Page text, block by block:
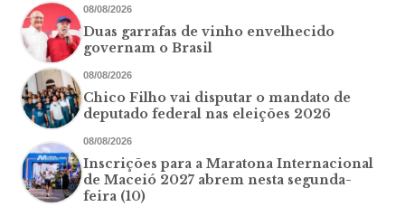
08/08/2026
Duas garrafas de vinho envelhecido
governam o Brasil
08/08/2026
Chico Filho vai disputar o mandato de
deputado federal nas eleições 2026
08/08/2026
Inscrições para a Maratona Internacional
de Maceió 2027 abrem nesta segunda-
feira (10)